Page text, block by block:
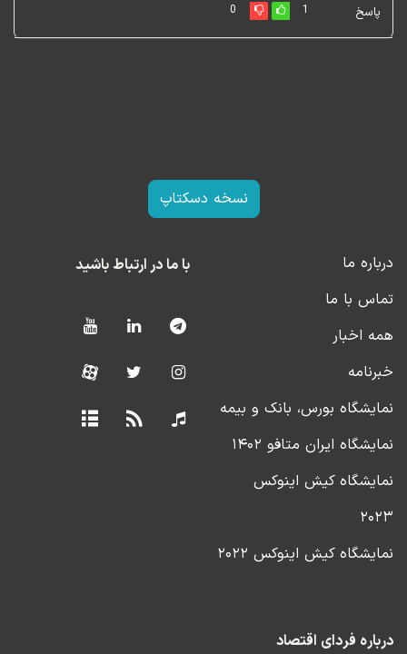
پاسخ 1
0
نسخه دسکتاپ
درباره ما
تماس با ما
همه اخبار
خبرنامه
نمایشگاه بورس، بانک و بیمه
نمایشگاه ایران متافو ۱۴۰۲
نمایشگاه کیش اینوکس
۲۰۲۳
نمایشگاه کیش اینوکس ۲۰۲۲
با ما در ارتباط باشید
درباره فردای اقتصاد